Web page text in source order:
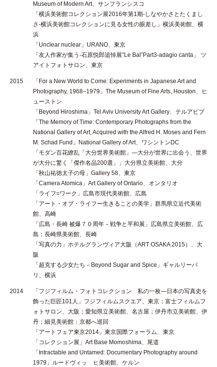
Museum of Modern Art、サンフランシスコ
「横浜美術館コレクション展2016年第1期-しなやかさとたくまし
さ-横浜美術館コレクションに見る女性の眼差し」横浜美術館、横
浜
「Unclear nuclear」URANO、東京
「友人作家が集う-石原悦郎追悼展”Le Bal”Part3-adagio canta」 ツ
アイトフォトサロン、東京
2015
「For a New World to Come: Experiments in Japanese Art and
Photography, 1968–1979」The Museum of Fine Arts, Houston、ヒ
ューストン
「Beyond Hiroshima」Tel Aviv University Art Gallery、テルアビブ
「The Memory of Time: Contemporary Photographs from the
National Gallery of Art, Acquired with the Alfred H. Moses and Fern
M. Schad Fund」National Gallery of Art、ワシントンDC
「モダン百花繚乱「大分世界美術館」―大分が世界に出会う、世界
が大分に驚く「傑作名品200選」」大分県立美術館、大分
「秋山祐徳太子の母」Gallery 58、東京
「Camera Atomica」Art Gallery of Ontario、オンタリオ
「ライフ=ワーク」広島市現代美術館、広島
「アート・オブ・ライフー生きることの美学」群馬県立近代美術
館、高崎
「広島・長崎 被爆７０周年－戦争と平和展」広島県立美術館、広
島；長崎県美術館、長崎
「写真の力」ホテルグランヴィア大阪（ART OSAKA 2015）、大
阪
「超克する少女たち－Beyond Sugar and Spice」ギャルリーパ
リ、横浜
2014
「フジフィルム・フォトコレクション 私の一枚—日本の写真史を
飾った巨匠101人」フジフィルムスクエア、東京；富士フィルムフ
ォトサロン、大阪；愛知県立美術館、名古屋；伊丹市立美術館、伊
丹；細見美術館：京都へ巡回
「アートフェア東京2014」東京国際フォーラム、東京
「コレクション展」Art Base Momoshima、尾道
「Intractable and Untamed: Documentary Photography around
1979」ルードヴィッ ヒ美術館、ケルン